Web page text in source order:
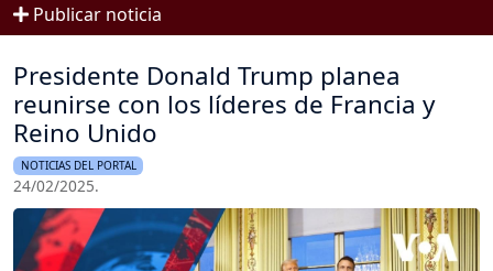
Publicar noticia
Presidente Donald Trump planea
reunirse con los líderes de Francia y
Reino Unido
NOTICIAS DEL PORTAL
24/02/2025.
Imagen